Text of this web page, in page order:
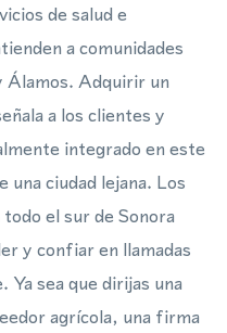
de salud e
a comunidades
Álamos. Adquirir un
a los clientes y
integrado en este
una ciudad lejana. Los
el sur de Sonora
y confiar en llamadas
sea que dirijas una
agrícola, una firma